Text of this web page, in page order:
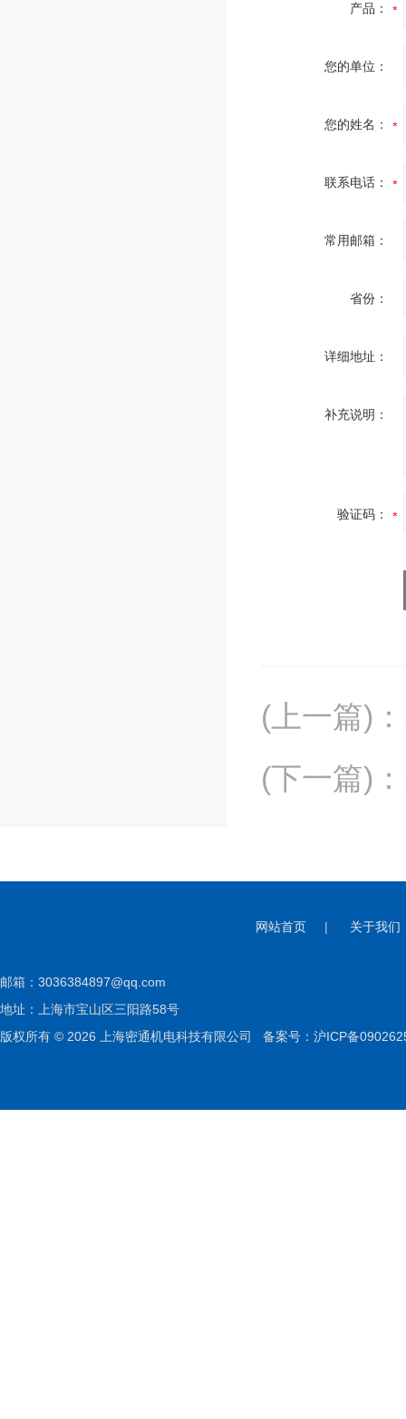
产品：
您的单位：
您的姓名：
联系电话：
常用邮箱：
省份：
详细地址：
补充说明：
验证码：
(上一篇) ：
(下一篇) ：
网站首页 | 关于我们
邮箱： 3036384897@qq.com
地址：上海市宝山区三阳路58号
版权所有 © 2026 上海密通机电科技有限公司 备案号：沪ICP备